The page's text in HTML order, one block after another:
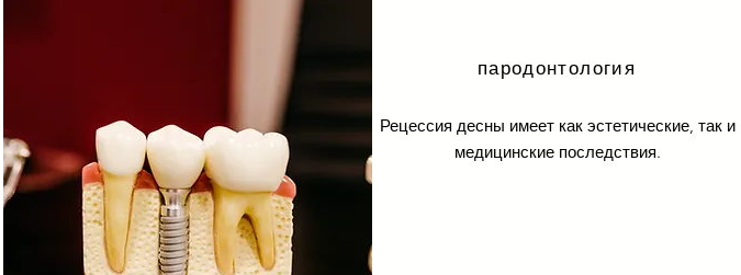
пародонтология
Рецессия десны имеет как эстетические, так и
медицинские последствия.